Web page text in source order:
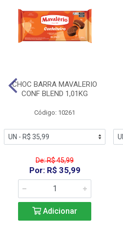
CHOC BARRA MAVALERIO
CONF BLEND 1,01KG
Código: 10261
De: R$ 45,99
Por: R$ 35,99
Adicionar